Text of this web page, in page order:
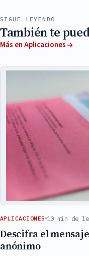
SIGUE LEYENDO
También te
Más en Aplicaciones
APLICACIONES 10 min de
Descifra el
anónimo